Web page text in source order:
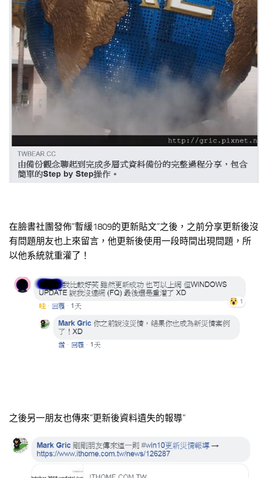
在臉書社團發佈”暫緩1809的更新貼文”之後，之前分享更新後沒
有問題朋友也上來留言，他更新後使用一段時間出現問題，所
以他系統就重灌了！
之後另一朋友也傳來”更新後資料遺失的報導”